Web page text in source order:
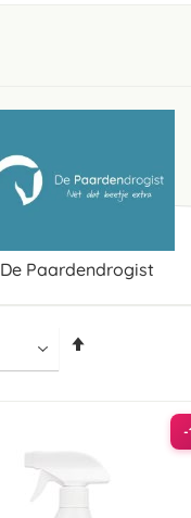
De Paardendrogist
-